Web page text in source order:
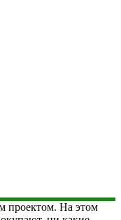
проектом. На этом